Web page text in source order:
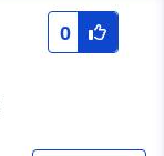
0